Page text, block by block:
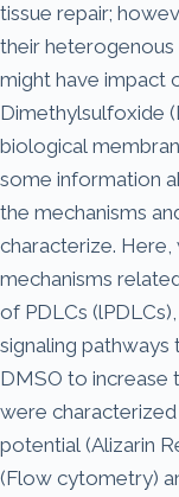
tissue repair;
their
might have impact
Dimethylsulfoxide
biological
some information
the mechanisms
characterize.
mechanisms
of PDLCs
signaling
DMSO to increase
were
potential (Alizarin
(Flow cytometry)